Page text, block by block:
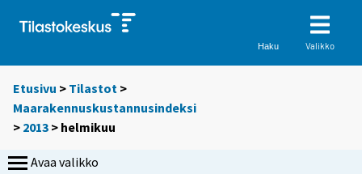
Haku Valikko
Etusivu > Tilastot >
Maarakennuskustannusindeksi
> 2013 > helmikuu
Avaa valikko